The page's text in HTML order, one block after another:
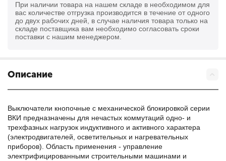
При наличии товара на нашем складе в необходимом для
вас количестве отгрузка производится в течение от одного
до двух рабочих дней, в случае наличия товара только на
складе поставщика вам необходимо согласовать сроки
поставки с нашим менеджером.
Описание
Выключатели кнопочные с механической блокировкой серии
ВКИ предназначены для нечастых коммутаций одно- и
трехфазных нагрузок индуктивного и активного характера
(электродвигателей, осветительных и нагревательных
приборов). Область применения - управление
электрифицированными строительными машинами и